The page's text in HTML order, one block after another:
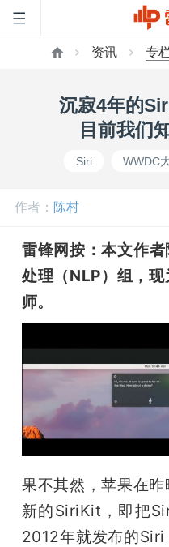
网
开
课
动
资讯 专
沉寂4年的
目前我们
Siri WWDC
作者： 陈村
雷锋网按：本文作
处理（NLP）组，
师。
果不其然，苹果在
新的SiriKit，即把
2012年就发布的Siri